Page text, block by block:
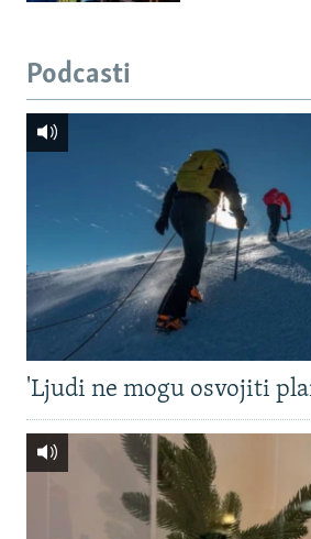
Podcasti
'Ljudi ne mogu osvojiti